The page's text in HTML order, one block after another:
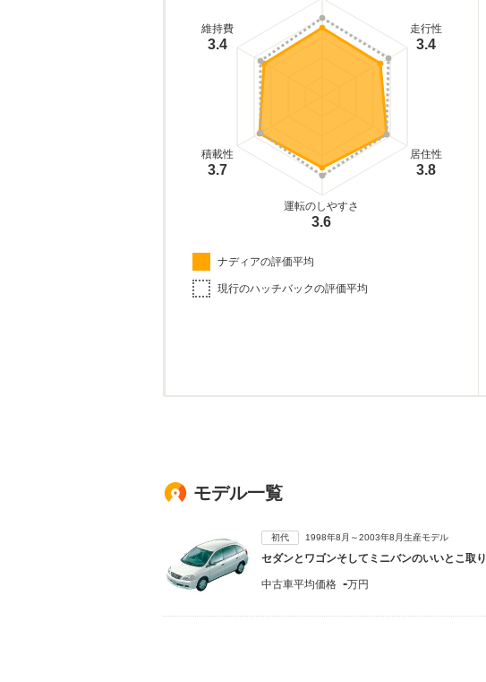
走行性
3.4
居住性
3.8
運転のしやすさ
3.6
積載性
3.7
維持費
3.4
ナディアの評価平均
現行のハッチバックの評価平均
モデル一覧
初代 1998年8月～2003年8月生産モデル
セダンとワゴンそしてミニバンのいいとこ取り
中古車平均価格 -万円